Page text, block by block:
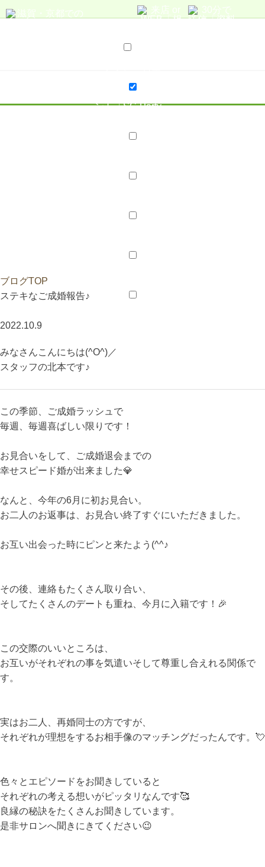
ント「SC-Party」
ブログTOP
ステキなご成婚報告♪
2022.10.9
みなさんこんにちは(^O^)／
スタッフの北本です♪
この季節、ご成婚ラッシュで
毎週、毎週喜ばしい限りです！
お見合いをして、ご成婚退会までの
幸せスピード婚が出来ました💎
なんと、今年の6月に初お見合い。
お二人のお返事は、お見合い終了すぐにいただきました。
お互い出会った時にピンと来たよう(^^♪
その後、連絡もたくさん取り合い、
そしてたくさんのデートも重ね、今月に入籍です！🎉
この交際のいいところは、
お互いがそれぞれの事を気遣いそして尊重し合えれる関係で
す。
実はお二人、再婚同士の方ですが、
それぞれが理想をするお相手像のマッチングだったんです。💘
色々とエピソードをお聞きしていると
それぞれの考える想いがピッタリなんです🥰
良縁の秘訣をたくさんお聞きしています。
是非サロンへ聞きにきてください😉